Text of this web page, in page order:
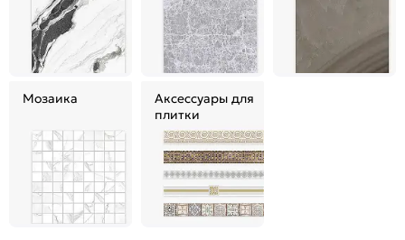
Мозаика
Аксессуары для
плитки